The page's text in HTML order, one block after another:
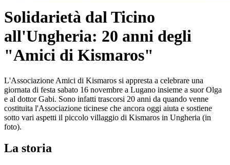
Solidarietà dal Ticino
all'Ungheria: 20 anni degli
"Amici di Kismaros"
L'Associazione Amici di Kismaros si appresta a celebrare una
giornata di festa sabato 16 novembre a Lugano insieme a suor Olga
e al dottor Gabi. Sono infatti trascorsi 20 anni da quando venne
costituita l'Associazione ticinese che ancora oggi aiuta e sostiene
sotto vari aspetti il piccolo villaggio di Kismaros in Ungheria (in
foto).
La storia